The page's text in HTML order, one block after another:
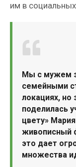
им в социальных
Мы с мужем
семейными
локациях, но
поделилась
цвету»
живописный
это дает
множества